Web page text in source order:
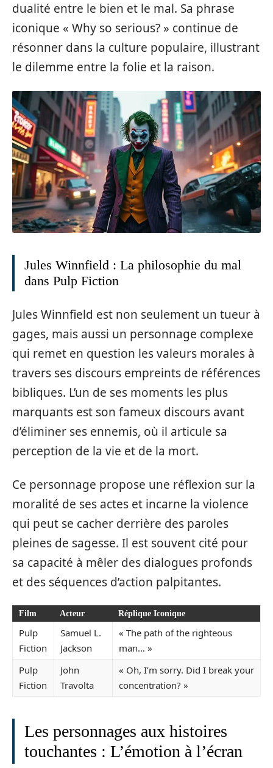
dualité entre le bien et le mal. Sa phrase
iconique « Why so serious? » continue de
résonner dans la culture populaire, illustrant
le dilemme entre la folie et la raison.
Jules Winnfield : La philosophie du mal
dans Pulp Fiction
Jules Winnfield est non seulement un tueur à
gages, mais aussi un personnage complexe
qui remet en question les valeurs morales à
travers ses discours empreints de références
bibliques. L’un de ses moments les plus
marquants est son fameux discours avant
d’éliminer ses ennemis, où il articule sa
perception de la vie et de la mort.
Ce personnage propose une réflexion sur la
moralité de ses actes et incarne la violence
qui peut se cacher derrière des paroles
pleines de sagesse. Il est souvent cité pour
sa capacité à mêler des dialogues profonds
et des séquences d’action palpitantes.
Film Acteur Réplique Iconique
Pulp
Fiction
Samuel L.
Jackson
« The path of the righteous
man… »
Pulp
Fiction
John
Travolta
« Oh, I’m sorry. Did I break your
concentration? »
Les personnages aux histoires
touchantes : L’émotion à l’écran